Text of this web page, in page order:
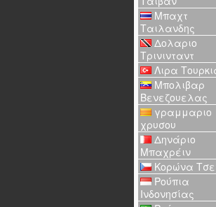
Μπαχτ
Ταιλανδης
Δολαριο
Τρινινταντ
Λιρα
Μπολιβαρ
Βενεζουελας
γραμμαριο
χρυσου
Δηνάριο
Μπαχρέιν
Κορώνα
Ρούπια
Ινδονησίας